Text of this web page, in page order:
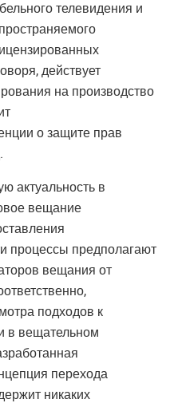
телевидения и
действует
на производство
о защите прав
актуальность в
вещание
процессы предполагают
вещания от
подходов к
в вещательном
перехода
никаких